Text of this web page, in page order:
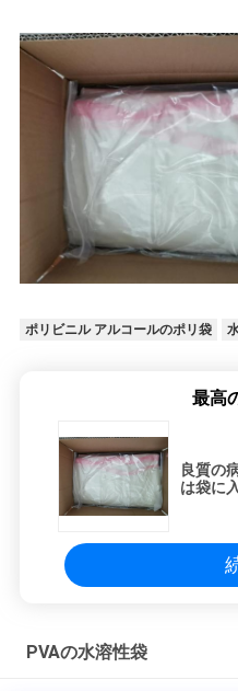
地
PRIVACY
POLICY
ポリビニル アルコールのポリ袋
最高
良質の
は袋に
PVAの水溶性袋